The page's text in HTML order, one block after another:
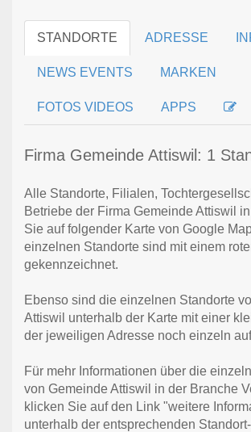
STANDORTE ADRESSE
NEWS EVENTS MARKEN
FOTOS VIDEOS APPS
Firma Gemeinde Attiswil: 1
Alle Standorte, Filialen,
Betriebe der Firma Gemeinde Attiswil
Sie auf folgender Karte von Google
einzelnen Standorte sind mit einem
gekennzeichnet.
Ebenso sind die einzelnen Standorte
Attiswil unterhalb der Karte mit einer
der jeweiligen Adresse noch einzeln
Für mehr Informationen über die
von Gemeinde Attiswil in der Branche
klicken Sie auf den Link "weitere
unterhalb der entsprechenden